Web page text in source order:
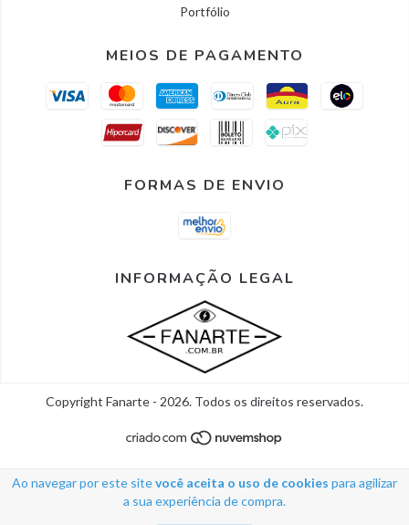
Ao navegar por este sitevocê aceita o uso de cookies para agilizar
a sua experiência de compra.
Portfólio
MEIOS DE PAGAMENTO
FORMAS DE ENVIO
INFORMAÇÃO LEGAL
Copyright Fanarte - 2026. Todos os direitos reservados.